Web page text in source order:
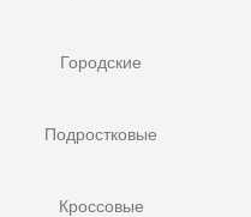
Городские
Подростковые
Кроссовые